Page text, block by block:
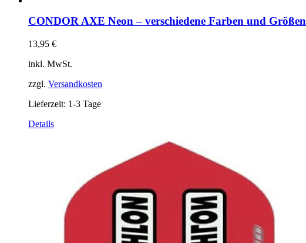
CONDOR AXE Neon – verschiedene Farben und Größen
13,95 €
inkl. MwSt.
zzgl. Versandkosten
Lieferzeit: 1-3 Tage
Dieses
Details